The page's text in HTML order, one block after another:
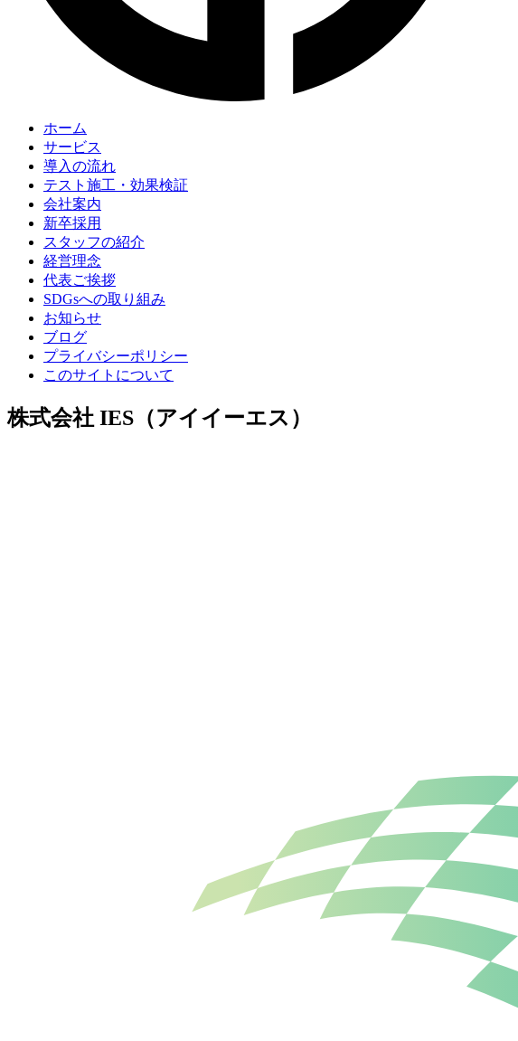
ホーム
サービス
導入の流れ
テスト施工・効果検証
会社案内
新卒採用
スタッフの紹介
経営理念
代表ご挨拶
SDGsへの取り組み
お知らせ
ブログ
プライバシーポリシー
このサイトについて
株式会社 IES（アイイーエス）